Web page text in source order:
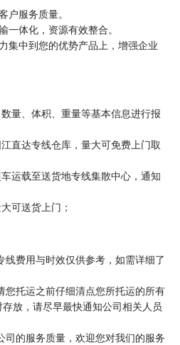
户服务质量。
一体化，资源有效整合。
集中到您的优势产品上，增强企业
量、体积、重量等基本信息进行报
直达专线仓库，量大可免费上门取
运载至送货地专线集散中心，通知
可送货上门；
费用与时效仅供参考，如需详细了
托运之前仔细清点您所托运的所有
放，请尽早最快通知公司相关人员
的服务质量，欢迎您对我们的服务